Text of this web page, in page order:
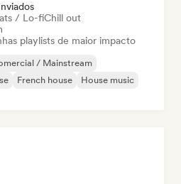
/ Lo-fiChill out
playlists de maior impacto
/ Mainstream
French house
House music